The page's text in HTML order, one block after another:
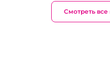
Смотреть